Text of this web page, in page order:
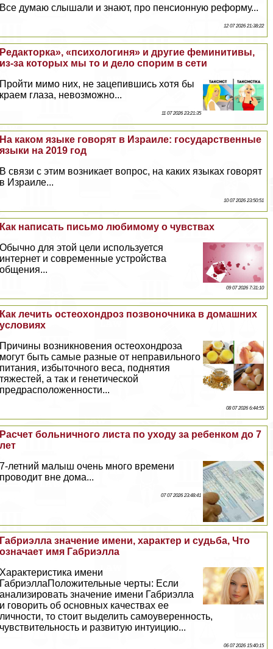
Все думаю слышали и знают, про пенсионную реформу...
12 07 2026 21:38:22
Редакторка», «психологиня» и другие феминитивы,
из-за которых мы то и дело спорим в сети
Пройти мимо них, не зацепившись хотя бы
краем глаза, невозможно...
11 07 2026 23:21:35
На каком языке говорят в Израиле: государственные
языки на 2019 год
В связи с этим возникает вопрос, на каких языках говорят
в Израиле...
10 07 2026 23:50:51
Как написать письмо любимому о чувствах
Обычно для этой цели используется
интернет и современные устройства
общения...
09 07 2026 7:31:10
Как лечить остеохондроз позвоночника в домашних
условиях
Причины возникновения остеохондроза
могут быть самые разные от неправильного
питания, избыточного веса, поднятия
тяжестей, а так и генетической
предрасположенности...
08 07 2026 6:44:55
Расчет больничного листа по уходу за ребенком до 7
лет
7-летний малыш очень много времени
проводит вне дома...
07 07 2026 23:48:41
Габриэлла значение имени, хаpaктер и судьба, Что
означает имя Габриэлла
Хаpaктеристика имени
ГабриэллаПоложительные черты: Если
анализировать значение имени Габриэлла
и говорить об основных качествах ее
личности, то стоит выделить самоуверенность,
чувствительность и развитую интуицию...
06 07 2026 15:40:15